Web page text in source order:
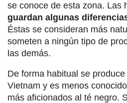
se conoce de esta zona. Las
guardan algunas
Éstas se consideran más
someten a ningún tipo de
las demás.
De forma habitual se
Vietnam y es menos
más aficionados al té negro.